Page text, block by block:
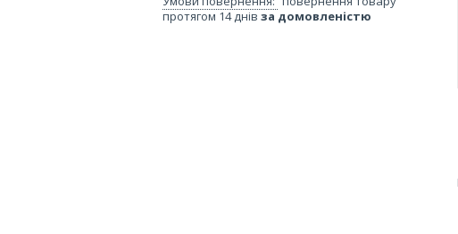
протягом 14 днів за домовленістю